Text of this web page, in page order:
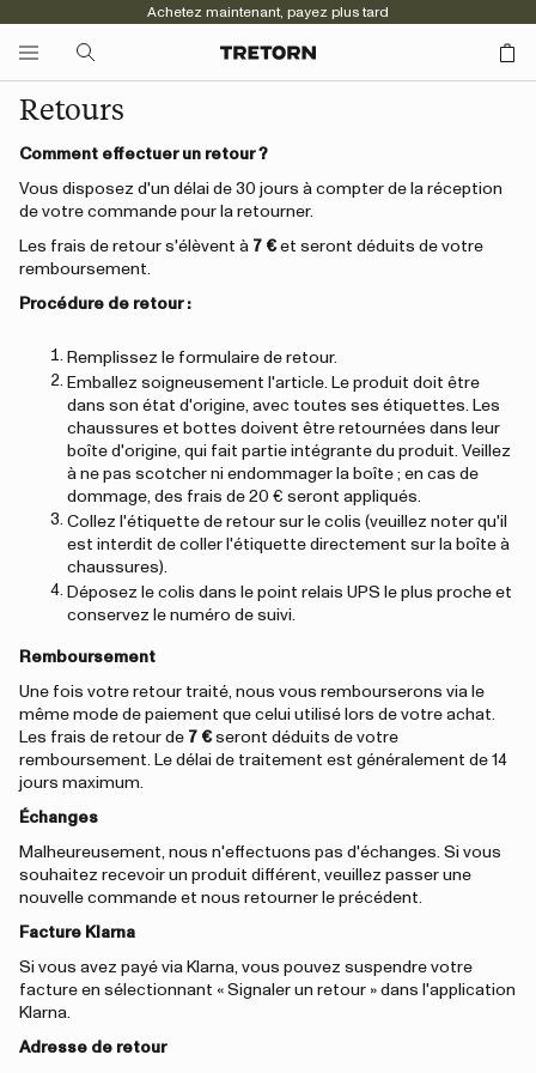
Achetez maintenant, payez plus tard
Retours
Comment effectuer un retour ?
Vous disposez d'un délai de 30 jours à compter de la réception
de votre commande pour la retourner.
Les frais de retour s'élèvent à 7 €et seront déduits de votre
remboursement.
Procédure de retour :
Remplissez le formulaire de retour.
Emballez soigneusement l'article. Le produit doit être
dans son état d'origine, avec toutes ses étiquettes. Les
chaussures et bottes doivent être retournées dans leur
boîte d'origine, qui fait partie intégrante du produit. Veillez
à ne pas scotcher ni endommager la boîte ; en cas de
dommage, des frais de 20 € seront appliqués.
Collez l'étiquette de retour sur le colis (veuillez noter qu'il
est interdit de coller l'étiquette directement sur la boîte à
chaussures).
Déposez le colis dans le point relais UPS le plus proche et
conservez le numéro de suivi.
Remboursement
Une fois votre retour traité, nous vous rembourserons via le
même mode de paiement que celui utilisé lors de votre achat.
Les frais de retour de 7 €seront déduits de votre
remboursement. Le délai de traitement est généralement de 14
jours maximum.
Échanges
Malheureusement, nous n'effectuons pas d'échanges. Si vous
souhaitez recevoir un produit différent, veuillez passer une
nouvelle commande et nous retourner le précédent.
Facture Klarna
Si vous avez payé via Klarna, vous pouvez suspendre votre
facture en sélectionnant « Signaler un retour » dans l'application
Klarna.
Adresse de retour